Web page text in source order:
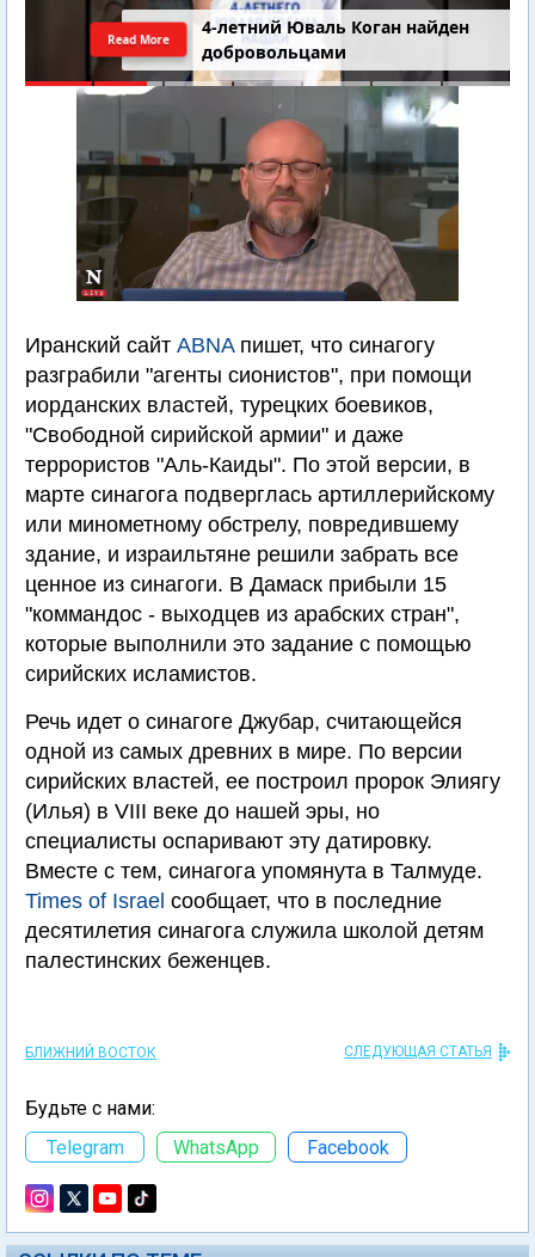
4-летний Юваль Коган найден
добровольцами
Read More
Иранский сайт ABNAпишет, что синагогу
разграбили "агенты сионистов", при помощи
иорданских властей, турецких боевиков,
"Свободной сирийской армии" и даже
террористов "Аль-Каиды". По этой версии, в
марте синагога подверглась артиллерийскому
или минометному обстрелу, повредившему
здание, и израильтяне решили забрать все
ценное из синагоги. В Дамаск прибыли 15
"коммандос - выходцев из арабских стран",
которые выполнили это задание с помощью
сирийских исламистов.
Речь идет о синагоге Джубар, считающейся
одной из самых древних в мире. По версии
сирийских властей, ее построил пророк Элиягу
(Илья) в VIII веке до нашей эры, но
специалисты оспаривают эту датировку.
Вместе с тем, синагога упомянута в Талмуде.
Times of Israel сообщает, что в последние
десятилетия синагога служила школой детям
палестинских беженцев.
БЛИЖНИЙ ВОСТОК СЛЕДУЮЩАЯ СТАТЬЯ
Будьте с нами:
Telegram
WhatsApp Facebook